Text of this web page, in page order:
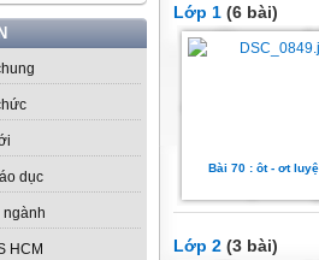
dục
ngành
HCM
Lớp 1 (6 bài)
Bài 70 : ôt - ơt
Lớp 2 (3 bài)